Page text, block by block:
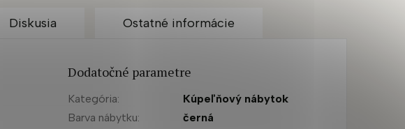
Diskusia Ostatné informácie
Dodatočné parametre
Kategória:
Kúpeľňový nábytok
Barva nábytku:
černá